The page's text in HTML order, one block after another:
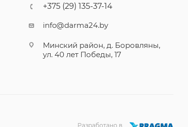
+375 (29) 135-37-14
info@darma24.by
Минский район, д. Боровляны,
ул. 40 лет Победы, 17
Разработано в